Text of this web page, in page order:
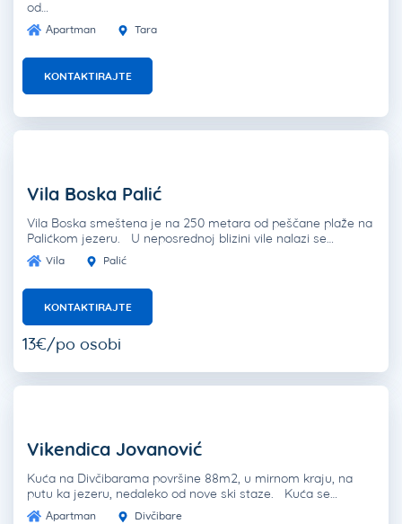
od…
Apartman Tara
KONTAKTIRAJTE
Vila Boska Palić
Vila Boska smeštena je na 250 metara od peščane plaže na
Palićkom jezeru. U neposrednoj blizini vile nalazi se…
Vila Palić
KONTAKTIRAJTE
13€/po osobi
Vikendica Jovanović
Kuća na Divčibarama površine 88m2, u mirnom kraju, na
putu ka jezeru, nedaleko od nove ski staze. Kuća se…
Apartman Divčibare